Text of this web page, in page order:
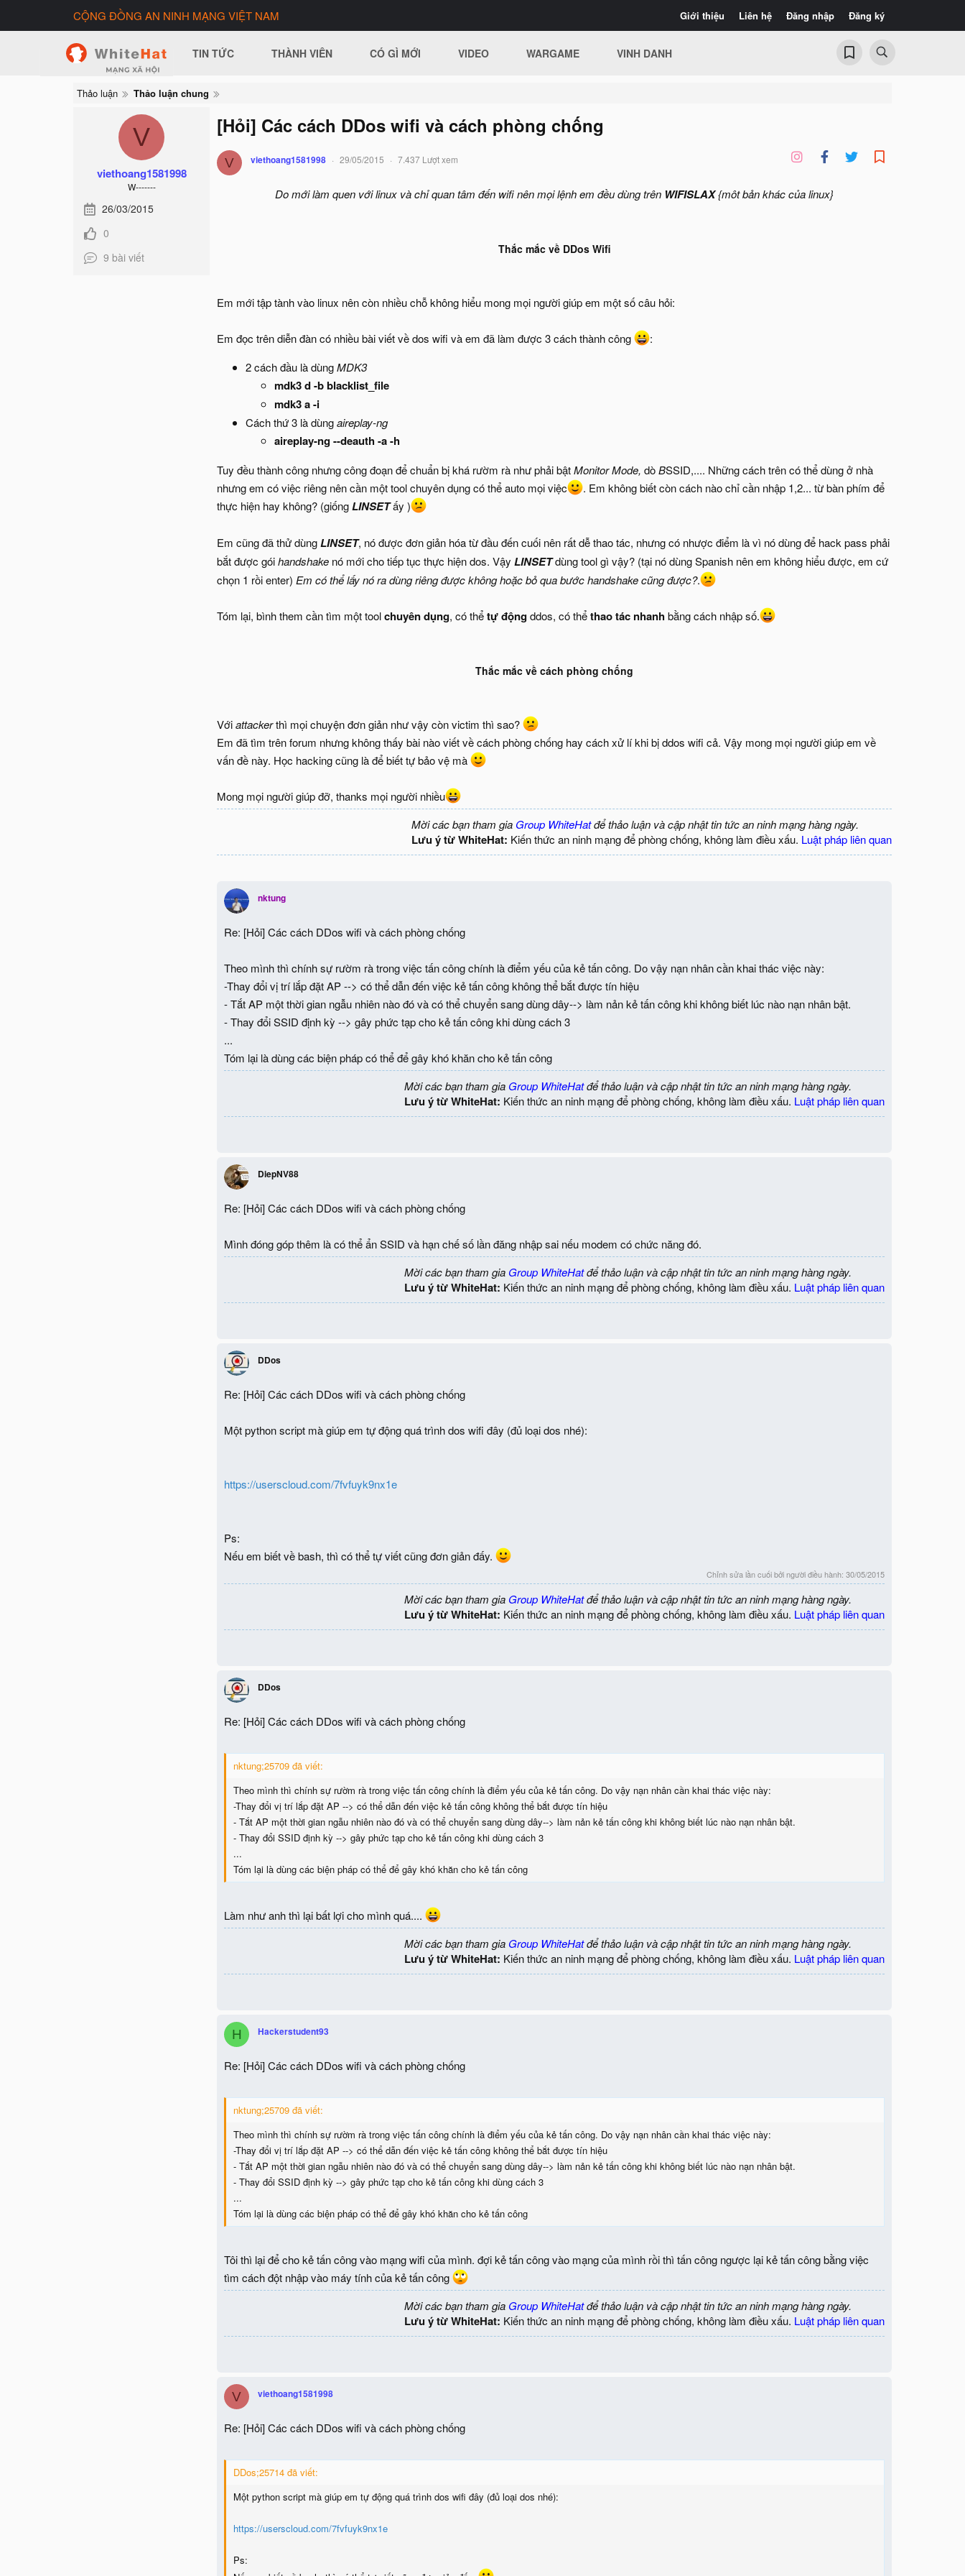
Giới thiệu Liên hệ Đăng nhập Đăng ký
CỘNG ĐỒNG AN NINH MẠNG VIỆT NAM
TIN TỨC THÀNH VIÊN CÓ GÌ MỚI VIDEO WARGAME VINH DANH
Thảo luận Thảo luận chung
V
viethoang1581998
W-------
26/03/2015
0
9 bài viết
[Hỏi] Các cách DDos wifi và cách phòng chống
V viethoang1581998 29/05/2015 7.437 Lượt xem
Do mới làm quen với linux và chỉ quan tâm đến wifi nên mọi lệnh em đều dùng trên WIFISLAX{môt bản khác của linux}
Thắc mắc về DDos Wifi
Em mới tập tành vào linux nên còn nhiều chỗ không hiểu mong mọi người giúp em một số câu hỏi:
Em đọc trên diễn đàn có nhiều bài viết về dos wifi và em đã làm được 3 cách thành công
:
2 cách đầu là dùngMDK3
mdk3 d -b blacklist_file
mdk3 a -i
Cách thứ 3 là dùngaireplay-ng
aireplay-ng --deauth -a -h
Tuy đều thành công nhưng công đoạn để chuẩn bị khá rườm rà như phải bậtMonitor Mode, dòBSSID,.... Những cách trên có thể dùng ở nhà
nhưng em có việc riêng nên cần một tool chuyên dụng có thể auto mọi việc
. Em không biết còn cách nào chỉ cần nhập 1,2... từ bàn phím để
thực hiện hay không? (giốngLINSETấy )
Em cũng đã thử dùngLINSET, nó được đơn giản hóa từ đầu đến cuối nên rất dễ thao tác, nhưng có nhược điểm là vì nó dùng để hack pass phải
bắt được góihandshake nó mới cho tiếp tục thực hiện dos. Vậy LINSETdùng tool gì vậy? (tại nó dùng Spanish nên em không hiểu được, em cứ
chọn 1 rồi enter) Em có thể lấy nó ra dùng riêng được không hoặc bỏ qua bước handshake cũng được?.
Tóm lại, bình them cần tìm một toolchuyên dụng, có thểtự độngddos, có thểthao tác nhanhbằng cách nhập số.
Thắc mắc về cách phòng chống
Vớiattackerthì mọi chuyện đơn giản như vậy còn victim thì sao?
Em đã tìm trên forum nhưng không thấy bài nào viết về cách phòng chống hay cách xử lí khi bị ddos wifi cả. Vậy mong mọi người giúp em về
vấn đề này. Học hacking cũng là để biết tự bảo vệ mà
Mong mọi người giúp đỡ, thanks mọi người nhiều
Mời các bạn tham gia Group WhiteHatđể thảo luận và cập nhật tin tức an ninh mạng hàng ngày.
Lưu ý từ WhiteHat: Kiến thức an ninh mạng để phòng chống, không làm điều xấu. Luật pháp liên quan
nktung
Re: [Hỏi] Các cách DDos wifi và cách phòng chống
Theo mình thì chính sự rườm rà trong việc tấn công chính là điểm yếu của kẻ tấn công. Do vậy nạn nhân cần khai thác việc này:
-Thay đổi vị trí lắp đặt AP --> có thể dẫn đến việc kẻ tấn công không thể bắt được tín hiệu
- Tắt AP một thời gian ngẫu nhiên nào đó và có thể chuyển sang dùng dây--> làm nản kẻ tấn công khi không biết lúc nào nạn nhân bật.
- Thay đổi SSID định kỳ --> gây phức tạp cho kẻ tấn công khi dùng cách 3
...
Tóm lại là dùng các biện pháp có thể để gây khó khăn cho kẻ tấn công
Mời các bạn tham gia Group WhiteHatđể thảo luận và cập nhật tin tức an ninh mạng hàng ngày.
Lưu ý từ WhiteHat: Kiến thức an ninh mạng để phòng chống, không làm điều xấu. Luật pháp liên quan
DiepNV88
Re: [Hỏi] Các cách DDos wifi và cách phòng chống
Mình đóng góp thêm là có thể ẩn SSID và hạn chế số lần đăng nhập sai nếu modem có chức năng đó.
Mời các bạn tham gia Group WhiteHatđể thảo luận và cập nhật tin tức an ninh mạng hàng ngày.
Lưu ý từ WhiteHat: Kiến thức an ninh mạng để phòng chống, không làm điều xấu. Luật pháp liên quan
DDos
Re: [Hỏi] Các cách DDos wifi và cách phòng chống
Một python script mà giúp em tự động quá trình dos wifi đây (đủ loại dos nhé):
https://userscloud.com/7fvfuyk9nx1e
Ps:
Nếu em biết về bash, thì có thể tự viết cũng đơn giản đấy.
Chỉnh sửa lần cuối bởi người điều hành: 30/05/2015
Mời các bạn tham gia Group WhiteHatđể thảo luận và cập nhật tin tức an ninh mạng hàng ngày.
Lưu ý từ WhiteHat: Kiến thức an ninh mạng để phòng chống, không làm điều xấu. Luật pháp liên quan
DDos
Re: [Hỏi] Các cách DDos wifi và cách phòng chống
nktung;25709 đã viết:
Theo mình thì chính sự rườm rà trong việc tấn công chính là điểm yếu của kẻ tấn công. Do vậy nạn nhân cần khai thác việc này:
-Thay đổi vị trí lắp đặt AP --> có thể dẫn đến việc kẻ tấn công không thể bắt được tín hiệu
- Tắt AP một thời gian ngẫu nhiên nào đó và có thể chuyển sang dùng dây--> làm nản kẻ tấn công khi không biết lúc nào nạn nhân bật.
- Thay đổi SSID định kỳ --> gây phức tạp cho kẻ tấn công khi dùng cách 3
...
Tóm lại là dùng các biện pháp có thể để gây khó khăn cho kẻ tấn công
Làm như anh thì lại bất lợi cho mình quá....
Mời các bạn tham gia Group WhiteHatđể thảo luận và cập nhật tin tức an ninh mạng hàng ngày.
Lưu ý từ WhiteHat: Kiến thức an ninh mạng để phòng chống, không làm điều xấu. Luật pháp liên quan
H Hackerstudent93
Re: [Hỏi] Các cách DDos wifi và cách phòng chống
nktung;25709 đã viết:
Theo mình thì chính sự rườm rà trong việc tấn công chính là điểm yếu của kẻ tấn công. Do vậy nạn nhân cần khai thác việc này:
-Thay đổi vị trí lắp đặt AP --> có thể dẫn đến việc kẻ tấn công không thể bắt được tín hiệu
- Tắt AP một thời gian ngẫu nhiên nào đó và có thể chuyển sang dùng dây--> làm nản kẻ tấn công khi không biết lúc nào nạn nhân bật.
- Thay đổi SSID định kỳ --> gây phức tạp cho kẻ tấn công khi dùng cách 3
...
Tóm lại là dùng các biện pháp có thể để gây khó khăn cho kẻ tấn công
Tôi thì lại để cho kẻ tấn công vào mạng wifi của mình. đợi kẻ tấn công vào mạng của mình rồi thì tấn công ngược lại kẻ tấn công bằng việc
tìm cách đột nhập vào máy tính của kẻ tấn công
Mời các bạn tham gia Group WhiteHatđể thảo luận và cập nhật tin tức an ninh mạng hàng ngày.
Lưu ý từ WhiteHat: Kiến thức an ninh mạng để phòng chống, không làm điều xấu. Luật pháp liên quan
V viethoang1581998
Re: [Hỏi] Các cách DDos wifi và cách phòng chống
DDos;25714 đã viết:
Một python script mà giúp em tự động quá trình dos wifi đây (đủ loại dos nhé):
https://userscloud.com/7fvfuyk9nx1e
Ps: